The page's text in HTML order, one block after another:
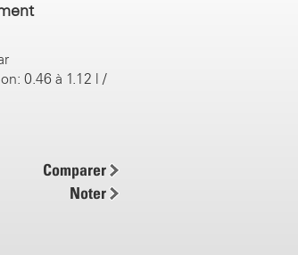
0.46 à 1.12 l /
/ 8.0 Ah
accessoires)
rapide ASC
Comparer
Noter